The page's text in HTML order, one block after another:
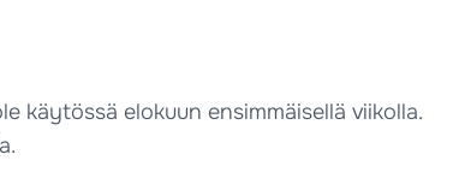
käytössä elokuun ensimmäisellä viikolla.